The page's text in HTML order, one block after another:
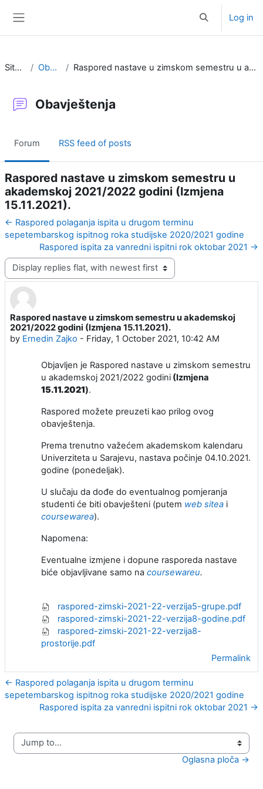
Toggle search
Log in
Site pages Obavještenja Raspored nastave u zimskom semestru u akademskoj 2021/2022 godini (Izmjena 15.11.2021).
Obavještenja
Forum RSS feed of posts
Raspored nastave u zimskom semestru u
akademskoj 2021/2022 godini (Izmjena
15.11.2021).
← Raspored polaganja ispita u drugom terminu
sepetembarskog ispitnog roka studijske 2020/2021 godine
Raspored ispita za vanredni ispitni rok oktobar 2021 →
Display mode
Raspored nastave u zimskom semestru u akademskoj
2021/2022 godini (Izmjena 15.11.2021).
by Ernedin Zajko - Friday, 1 October 2021, 10:42 AM
Number of replies: 0
Objavljen je Raspored nastave u zimskom semestru
u akademskoj 2021/2022 godini (Izmjena
15.11.2021).
Raspored možete preuzeti kao prilog ovog
obavještenja.
Prema trenutno važećem akademskom kalendaru
Univerziteta u Sarajevu, nastava počinje 04.10.2021.
godine (ponedeljak).
U slučaju da dođe do eventualnog pomjeranja
studenti će biti obavješteni (putem web sitea i
coursewarea).
Napomena:
Eventualne izmjene i dopune rasporeda nastave
biće objavljivane samo na coursewareu.
raspored-zimski-2021-22-verzija5-grupe.pdf
raspored-zimski-2021-22-verzija8-godine.pdf
raspored-zimski-2021-22-verzija8-
prostorije.pdf
Permalink
← Raspored polaganja ispita u drugom terminu
sepetembarskog ispitnog roka studijske 2020/2021 godine
Raspored ispita za vanredni ispitni rok oktobar 2021 →
Jump to...
Oglasna ploča →